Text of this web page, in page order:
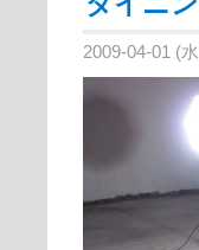
2009-04-01 (